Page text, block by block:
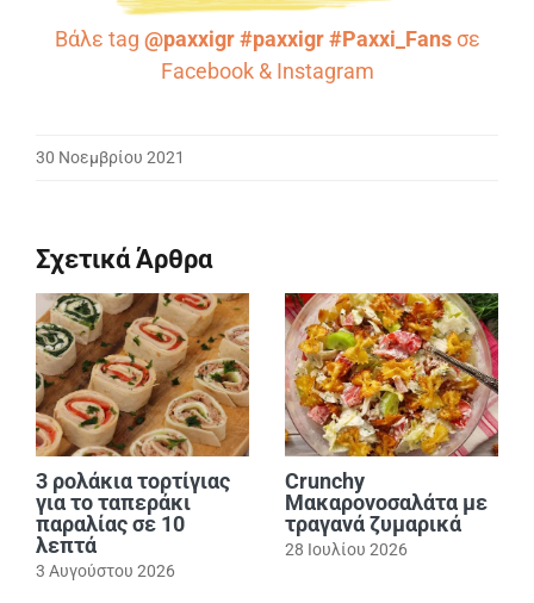
Βάλε tag @paxxigr #paxxigr #Paxxi_Fansσε
Facebook& Instagram
30 Νοεμβρίου 2021
Σχετικά Άρθρα
3 ρολάκια τορτίγιας
για το ταπεράκι
παραλίας σε 10
λεπτά
3 Αυγούστου 2026
Crunchy
Μακαρονοσαλάτα με
τραγανά ζυμαρικά
28 Ιουλίου 2026